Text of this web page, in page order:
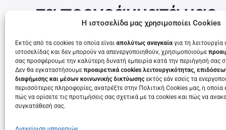
Η ιστοσελίδα μας χρησιμοποίει Cookies
Εκτός από τα cookies τα οποία είναι απολύτως αναγκαία για τη λειτουργία
ιστοσελίδας και δεν μπορούν να απενεργοποιηθούν, χρησιμοποιούμε
σας προσφέρουμε την καλύτερη δυνατή εμπειρία κατά την περιήγησή σας
Δεν θα εγκαταστήσουμε προαιρετικά cookies λειτουργικότητας,
διαφήμισης και μέσων κοινωνικής δικτύωσης εκτός εάν εσείς τα
περισσότερες πληροφορίες, ανατρέξτε στην Πολιτική Cookies μας, η οποία
πώς να ορίσετε τις προτιμήσεις σας σχετικά με τα cookies και πώς να
συγκατάθεσή σας.
τα προγράμματά μας
Τρέχουν τώρα